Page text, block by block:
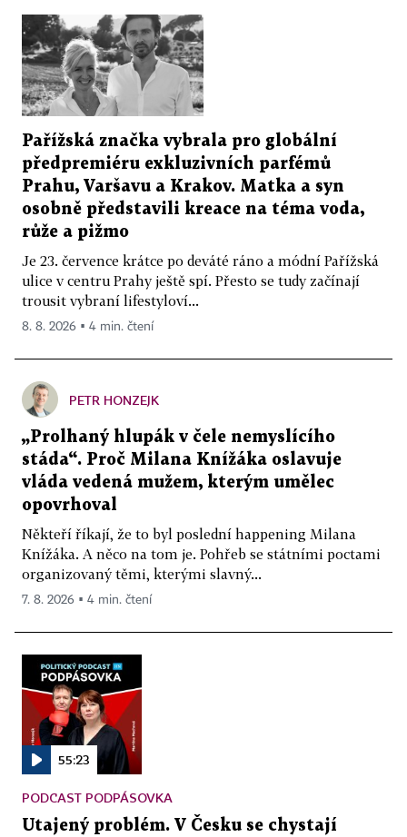
Pařížská značka vybrala pro globální
předpremiéru exkluzivních parfémů
Prahu, Varšavu a Krakov. Matka a syn
osobně představili kreace na téma voda,
růže a pižmo
Je 23. července krátce po deváté ráno a módní Pařížská
ulice v centru Prahy ještě spí. Přesto se tudy začínají
trousit vybraní lifestyloví...
8. 8. 2026 ▪ 4 min. čtení
PETR HONZEJK
„Prolhaný hlupák v čele nemyslícího
stáda“. Proč Milana Knížáka oslavuje
vláda vedená mužem, kterým umělec
opovrhoval
Někteří říkají, že to byl poslední happening Milana
Knížáka. A něco na tom je. Pohřeb se státními poctami
organizovaný těmi, kterými slavný...
7. 8. 2026 ▪ 4 min. čtení
55:23
PODCAST PODPÁSOVKA
Utajený problém. V Česku se chystají